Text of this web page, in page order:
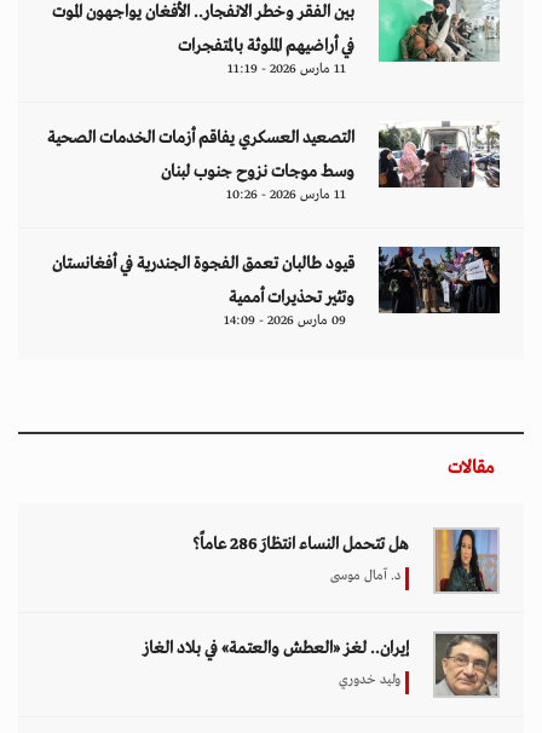
بين الفقر وخطر الانفجار.. الأفغان يواجهون الموت
في أراضيهم الملوثة بالمتفجرات
11 مارس 2026 - 11:19
التصعيد العسكري يفاقم أزمات الخدمات الصحية
وسط موجات نزوح جنوب لبنان
11 مارس 2026 - 10:26
قيود طالبان تعمق الفجوة الجندرية في أفغانستان
وتثير تحذيرات أممية
09 مارس 2026 - 14:09
مقالات
هل تتحمل النساء انتظارَ 286 عاماً؟
د. آمال موسى
إيران.. لغز «العطش والعتمة» في بلاد الغاز
وليد خدوري